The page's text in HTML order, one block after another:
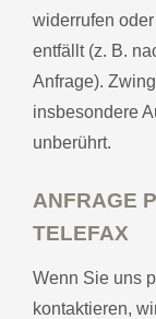
widerrufen
entfällt (z. B.
Anfrage).
insbesondere
unberührt.
ANFRAGE
TELEFAX
Wenn Sie uns
kontaktieren,